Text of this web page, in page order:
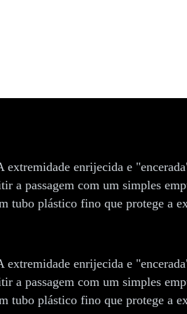
extremidade enrijecida e
a passagem com um simples
plástico fino que protege a
extremidade enrijecida e
a passagem com um simples
plástico fino que protege a